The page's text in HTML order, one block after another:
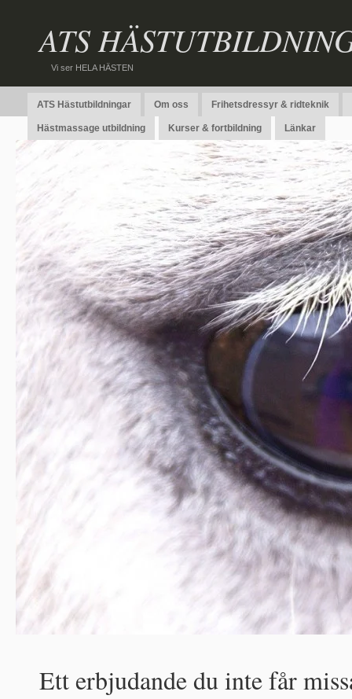
ATS
Vi ser HELA HÄSTEN
ATS Hästutbildningar Om oss Frihetsdressyr & ridteknik
Hästmassage utbildning Kurser & fortbildning Länkar
Ett erbjudande du inte får